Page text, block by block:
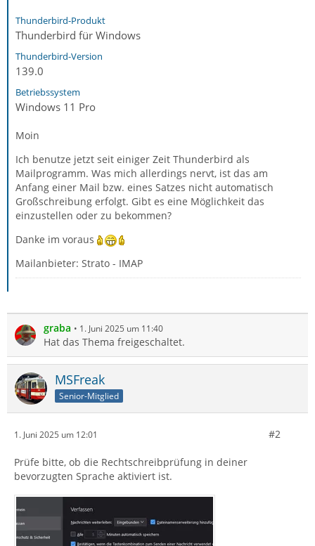
Thunderbird-Produkt
Thunderbird für Windows
Thunderbird-Version
139.0
Betriebssystem
Windows 11 Pro
Moin
Ich benutze jetzt seit einiger Zeit Thunderbird als
Mailprogramm. Was mich allerdings nervt, ist das am
Anfang einer Mail bzw. eines Satzes nicht automatisch
Großschreibung erfolgt. Gibt es eine Möglichkeit das
einzustellen oder zu bekommen?
Danke im voraus
Mailanbieter: Strato - IMAP
graba 1. Juni 2025 um 11:40
Hat das Thema freigeschaltet.
MSFreak
Senior-Mitglied
1. Juni 2025 um 12:01 #2
Prüfe bitte, ob die Rechtschreibprüfung in deiner
bevorzugten Sprache aktiviert ist.